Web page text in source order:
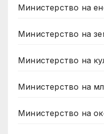
Министерство на
Министерство на
Министерство на
Министерство на
Министерство на